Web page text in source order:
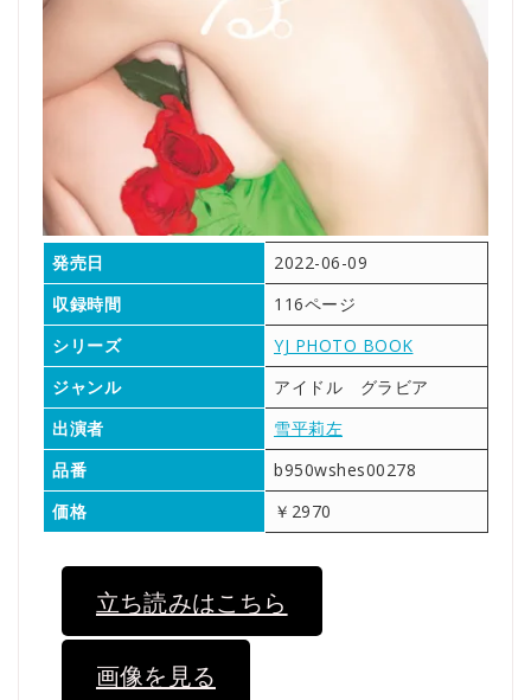
発売日
2022-06-09
収録時間
116ページ
シリーズ
YJ PHOTO BOOK
ジャンル
アイドル グラビア
出演者
雪平莉左
品番
b950wshes00278
価格
￥2970
立ち読みはこちら
画像を見る